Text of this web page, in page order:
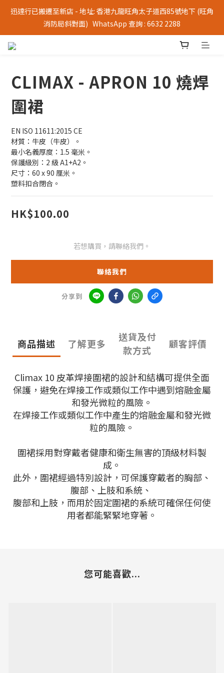
迅達行已搬遷至新店 - 地址: 香港九龍旺角太子道西85號地下 (旺角
消防局斜對面)   WhatsApp 查詢 : 6632 2288
CLIMAX - APRON 10 燒焊
圍裙
EN ISO 11611:2015 CE
材質：牛皮（牛皮）。
最小名義厚度：1.5 毫米。
保護級別：2 級 A1+A2。
尺寸：60 x 90 厘米。
塑料扣合閉合。
HK$100.00
若想購買，請聯絡我們。
聯絡我們
分享到
商品描述 了解更多
送貨及付
款方式
顧客評價
Climax 10 皮革焊接圍裙的設計和結構可提供全面
保護，避免在焊接工作或類似工作中遇到熔融金屬
和發光微粒的風險。
在焊接工作或類似工作中產生的熔融金屬和發光微
粒的風險。
圍裙採用對穿戴者健康和衛生無害的頂級材料製
成。
此外，圍裙經過特別設計，可保護穿戴者的胸部、
腹部、上肢和系統、
腹部和上肢，而用於固定圍裙的系統可確保任何使
用者都能緊緊地穿著。
您可能喜歡...